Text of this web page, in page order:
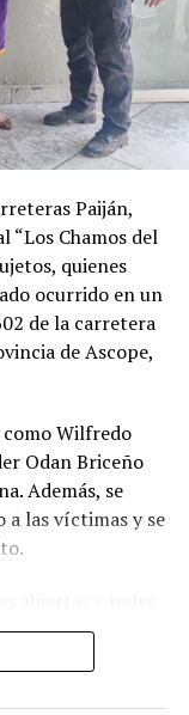
Paiján,
Chamos del
quienes
ocurrido en un
de la carretera
de Ascope,
Wilfredo
Odan Briceño
Además, se
las víctimas y se
que Chacin
en